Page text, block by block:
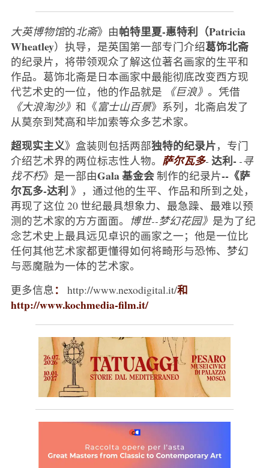
大英博物馆的北斋》由帕特里夏-惠特利（Patricia
Wheatley）执导，是英国第一部专门介绍葛饰北斋
的纪录片，将带领观众了解这位著名画家的生平和
作品。葛饰北斋是日本画家中最能彻底改变西方现
代艺术史的一位，他的作品就是 《巨浪》 。凭借
《大浪淘沙》 和《富士山百景》系列，北斋启发了
从莫奈到梵高和毕加索等众多艺术家。
超现实主义》盒装则包括两部独特的纪录片，专门
介绍艺术界的两位标志性人物。 萨尔瓦多- 达利- -寻
找不朽》是一部由Gala 基金会制作的纪录片--《萨
尔瓦多-达利 》，通过他的生平、作品和所到之处，
再现了这位 20 世纪最具想象力、最急躁、最难以预
测的艺术家的方方面面。
博世--梦幻花园》 是为了纪
念艺术史上最具远见卓识的画家之一；他是一位比
任何其他艺术家都更懂得如何将畸形与恐怖、梦幻
与恶魔融为一体的艺术家。
更多信息 ： http://www.nexodigital.it/和
http://www.kochmedia-film.it/